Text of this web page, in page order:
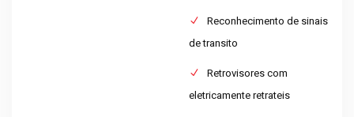
Reconhecimento de sinais
de transito
Retrovisores com
eletricamente retrateis